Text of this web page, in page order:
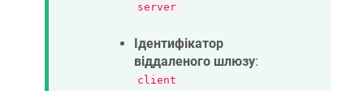
server
Ідентифікатор
віддаленого шлюзу:
client